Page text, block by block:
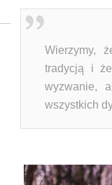
Wierzymy,
tradycją i
wyzwanie,
wszystkich